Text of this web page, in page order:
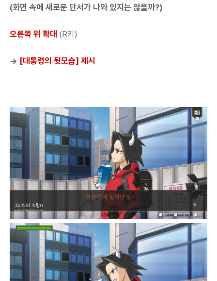
(화면 속에 새로운 단서가 나와 있지는 않을까?)
오른쪽 위 확대 (R키)
→ [대통령의 뒷모습] 제시